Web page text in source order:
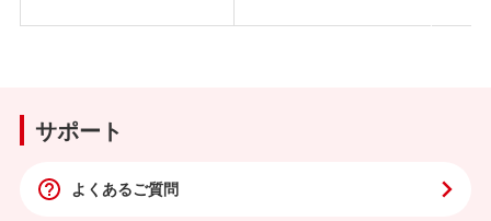
サポート
よくあるご質問